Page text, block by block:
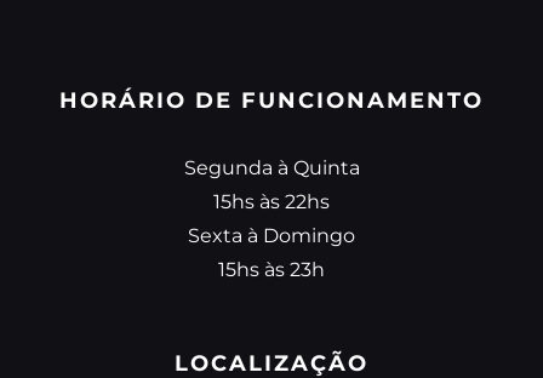
HORÁRIO DE FUNCIONAMENTO
Segunda à Quinta
15hs às 22hs
Sexta à Domingo
15hs às 23h
LOCALIZAÇÃO